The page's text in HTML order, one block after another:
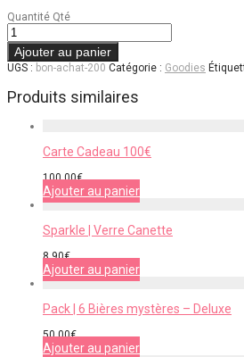
Quantité Qté
Ajouter au panier
UGS : bon-achat-200 Catégorie : Goodies
Produits similaires
Carte Cadeau 100€
100,00€
Ajouter au panier
Sparkle | Verre Canette
8,90€
Ajouter au panier
Pack | 6 Bières mystères – Deluxe
50,00€
Ajouter au panier